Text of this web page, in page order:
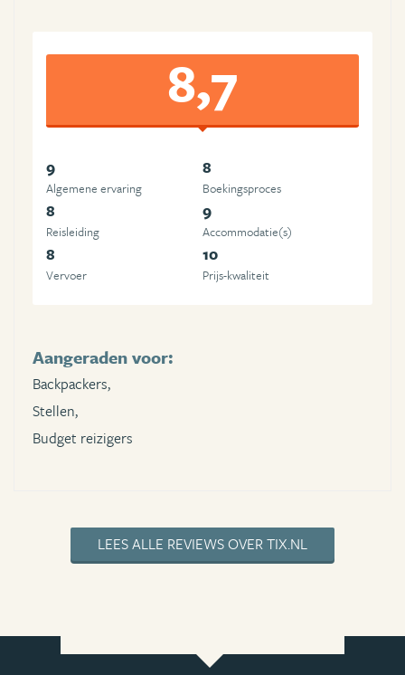
8,7
9
Algemene ervaring
8
Boekingsproces
8
Reisleiding
9
Accommodatie(s)
8
Vervoer
10
Prijs-kwaliteit
Aangeraden voor:
Backpackers,
Stellen,
Budget reizigers
LEES ALLE REVIEWS OVER TIX.NL